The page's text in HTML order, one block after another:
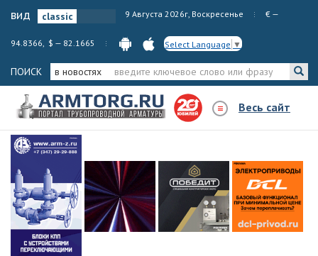
вид 9 Августа 2026г, Воскресенье € —
94.8366, $ — 82.1665 Select Language ▼
ПОИСК в новостях
Весь сайт